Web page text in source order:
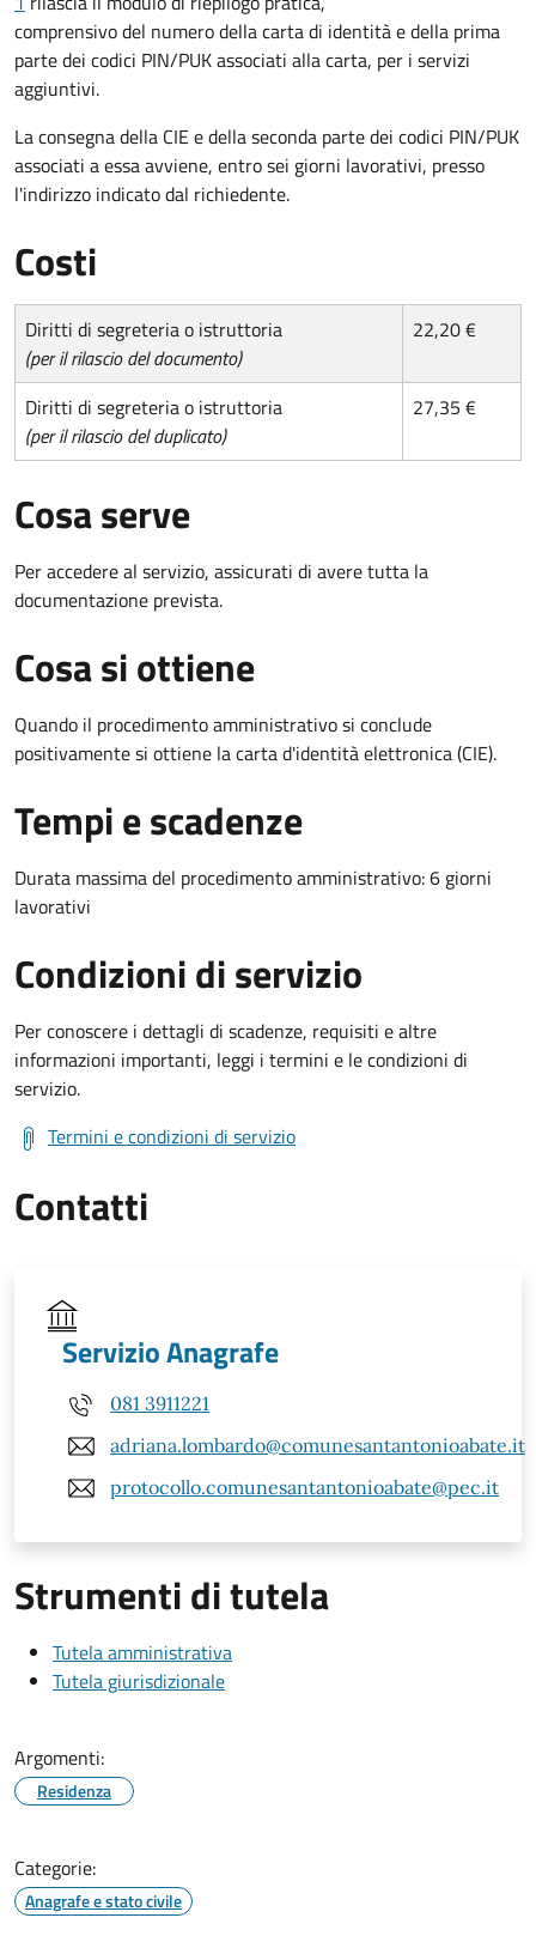
comprensivo del numero della carta di identità e della prima
parte dei codici PIN/PUK associati alla carta, per i servizi
aggiuntivi.
La consegna della CIE e della seconda parte dei codici PIN/PUK
associati a essa avviene, entro sei giorni lavorativi, presso
l'indirizzo indicato dal richiedente.
Costi
Diritti di segreteria o istruttoria
(per il rilascio del documento)
22,20 €
Diritti di segreteria o istruttoria
(per il rilascio del duplicato)
27,35 €
Cosa serve
Per accedere al servizio, assicurati di avere tutta la
documentazione prevista.
Cosa si ottiene
Quando il procedimento amministrativo si conclude
positivamente si ottiene la carta d'identità elettronica (CIE).
Tempi e scadenze
Durata massima del procedimento amministrativo: 6 giorni
lavorativi
Condizioni di servizio
Per conoscere i dettagli di scadenze, requisiti e altre
informazioni importanti, leggi i termini e le condizioni di
servizio.
Termini e condizioni di servizio
Contatti
Servizio Anagrafe
081 3911221
adriana.lombardo@comunesantantonioabate.it
protocollo.comunesantantonioabate@pec.it
Strumenti di tutela
Tutela amministrativa
Tutela giurisdizionale
Argomenti:
Residenza
Categorie:
Anagrafe e stato civile